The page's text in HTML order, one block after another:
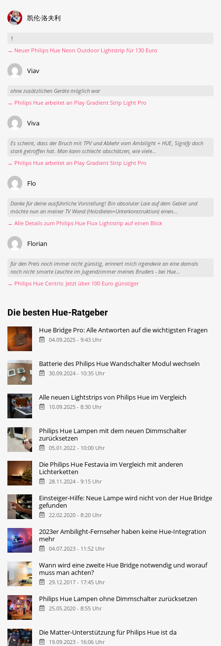
凯伦·洛夫利
1
→ Neuer Philips Hue Neon Outdoor Lightstrip für 130 Euro
Viav
ohne zusätzlichen Geräte möglich war
→ Philips Hue arbeitet an Play Gradient Strip Light Pro
Viva
Es scheint, dass der Bruch mit TPV und Abkehr vom Ambilight + HUE, Signify doch
stark getroffen hat. Man kann schlecht abschätzen, wie viele...
→ Philips Hue arbeitet an Play Gradient Strip Light Pro
Flo
Danke für deine ausführliche Vorstellung! Bin absoluter Laie auf dem Gebiet und
möchte nun an meiner TV Wand (Holzdielen+Unterkonstruktion) einen...
→ Alle Details zum Philips Hue Flux Lightstrip auf einen Blick
Florian
für den Preis noch immer nicht günstig, erinnert mich irgendwie an eine damals
noch nicht smarte Leuchte im Jugendzimmer meines Bruders - bei Hue...
→ Philips Hue Centris: Jetzt über 100 Euro günstiger
Die besten Hue-Ratgeber
Hue Bridge Pro: Alle Antworten auf die wichtigsten Fragen
04.09.2025 - 9:43 Uhr
Batterie des Philips Hue Wandschalter Modul wechseln
30.09.2024 - 10:35 Uhr
Alle neuen Lightstrips von Philips Hue im Vergleich
10.09.2025 - 8:30 Uhr
Philips Hue Lampen mit dem neuen Dimmschalter
zurücksetzen
05.01.2022 - 10:00 Uhr
Die Philips Hue Festavia im Vergleich mit anderen
Lichterketten
28.11.2024 - 9:15 Uhr
Einsteiger-Hilfe: Neue Lampe wird nicht von der Hue Bridge
gefunden
22.02.2020 - 8:20 Uhr
2023er Ambilight-Fernseher haben keine Hue-Integration
mehr
04.07.2023 - 11:52 Uhr
Wann wird eine zweite Hue Bridge notwendig und worauf
muss man achten?
29.12.2017 - 17:45 Uhr
Philips Hue Lampen ohne Dimmschalter zurücksetzen
25.05.2020 - 8:55 Uhr
Die Matter-Unterstützung für Philips Hue ist da
19.09.2023 - 16:06 Uhr